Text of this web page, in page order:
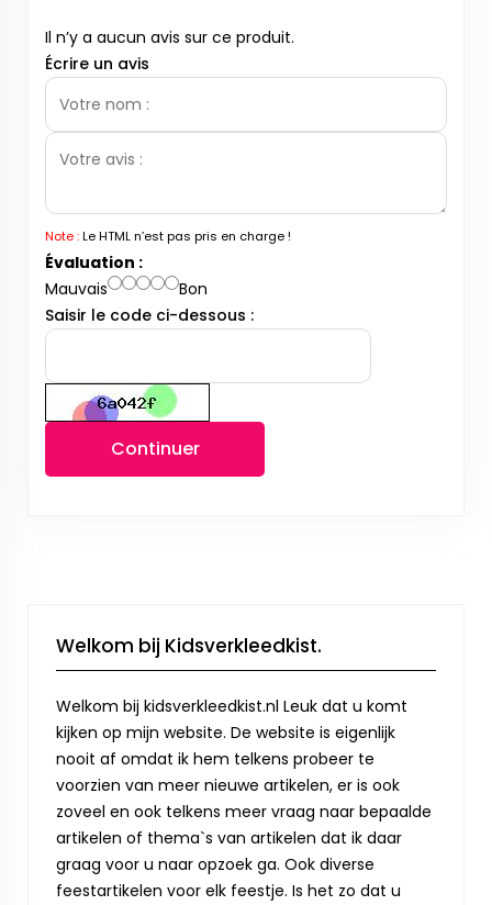
Il n’y a aucun avis sur ce produit.
Écrire un avis
Note :Le HTML n’est pas pris en charge !
Évaluation :
Mauvais
Bon
Saisir le code ci-dessous :
Continuer
Welkom bij Kidsverkleedkist.
Welkom bij kidsverkleedkist.nl Leuk dat u komt
kijken op mijn website. De website is eigenlijk
nooit af omdat ik hem telkens probeer te
voorzien van meer nieuwe artikelen, er is ook
zoveel en ook telkens meer vraag naar bepaalde
artikelen of thema`s van artikelen dat ik daar
graag voor u naar opzoek ga. Ook diverse
feestartikelen voor elk feestje. Is het zo dat u